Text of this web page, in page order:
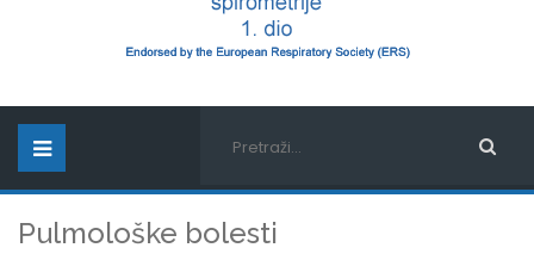
Pulmološke bolesti